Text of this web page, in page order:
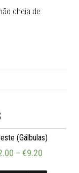
cheia de
(Gálbulas)
– €9.20